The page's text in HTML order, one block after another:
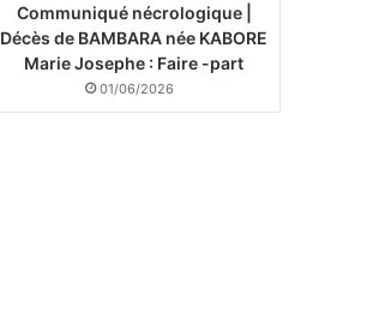
Communiqué nécrologique |
Décès de BAMBARA née KABORE
Marie Josephe : Faire -part
01/06/2026